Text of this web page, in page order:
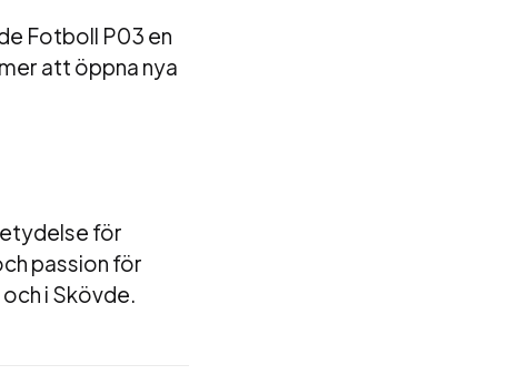
Fotboll P03 en
att öppna nya
för
passion för
i Skövde.